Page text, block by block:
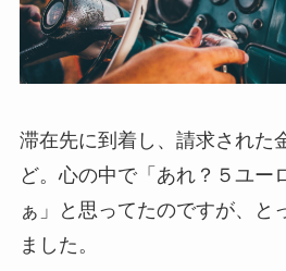
滞在先に到着し、請求された
ど。心の中で「あれ？５ユー
ぁ」と思ってたのですが、と
ました。